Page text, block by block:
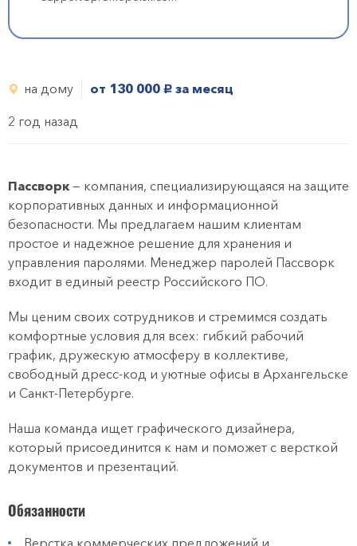
на дому от 130 000 руб. за месяц
2 год назад
Пассворк— компания, специализирующаяся на защите
корпоративных данных и информационной
безопасности. Мы предлагаем нашим клиентам
простое и надежное решение для хранения и
управления паролями. Менеджер паролей Пассворк
входит в единый реестр Российского ПО.
Мы ценим своих сотрудников и стремимся создать
комфортные условия для всех: гибкий рабочий
график, дружескую атмосферу в коллективе,
свободный дресс-код и уютные офисы в Архангельске
и Санкт-Петербурге.
Наша команда ищет графического дизайнера,
который присоединится к нам и поможет с версткой
документов и презентаций.
Обязанности
Верстка коммерческих предложений и